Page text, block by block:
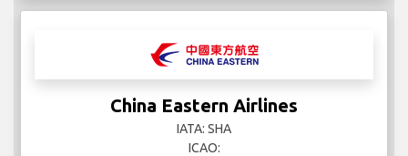
China Eastern Airlines
IATA: SHA
ICAO: